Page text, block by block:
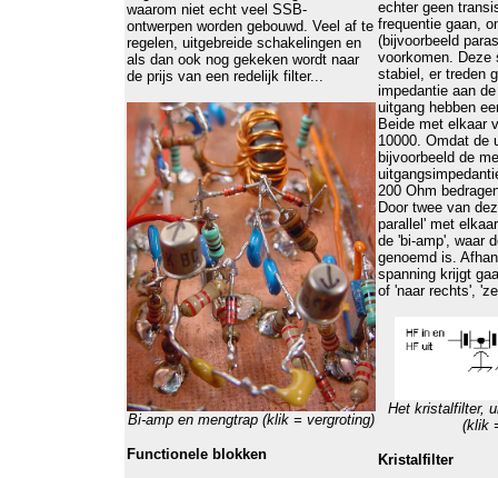
waarom niet echt veel SSB-
ontwerpen worden gebouwd. Veel af te
regelen, uitgebreide schakelingen en
als dan ook nog gekeken wordt naar
de prijs van een redelijk filter...
Bi-amp en mengtrap(klik = vergroting)
Functionele blokken
echter geen
frequentie gaan,
(bijvoorbeeld
voorkomen. Deze
stabiel, er treden
impedantie aan
uitgang hebben
Beide met elkaar
10000. Omdat de
bijvoorbeeld de
200 Ohm
Door twee van
parallel' met
de 'bi-amp', waar
genoemd is.
spanning krijgt
of 'naar rechts',
Het kristalfilter,
(klik
Kristalfilter